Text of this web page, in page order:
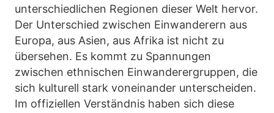
unterschiedlichen Regionen dieser Welt hervor.
Der Unterschied zwischen Einwanderern aus
Europa, aus Asien, aus Afrika ist nicht zu
übersehen. Es kommt zu Spannungen
zwischen ethnischen Einwanderergruppen, die
sich kulturell stark voneinander unterscheiden.
Im offiziellen Verständnis haben sich diese